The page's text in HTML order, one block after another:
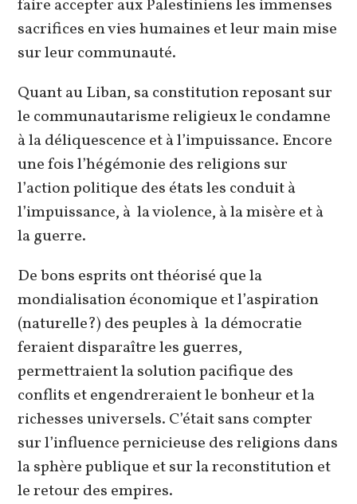
faire accepter aux Palestiniens les immenses
sacrifices en vies humaines et leur main mise
sur leur communauté.
Quant au Liban, sa constitution reposant sur
le communautarisme religieux le condamne
à la déliquescence et à l’impuissance. Encore
une fois l’hégémonie des religions sur
l’action politique des états les conduit à
l’impuissance, à la violence, à la misère et à
la guerre.
De bons esprits ont théorisé que la
mondialisation économique et l’aspiration
(naturelle?) des peuples à la démocratie
feraient disparaître les guerres,
permettraient la solution pacifique des
conflits et engendreraient le bonheur et la
richesses universels. C’était sans compter
sur l’influence pernicieuse des religions dans
la sphère publique et sur la reconstitution et
le retour des empires.